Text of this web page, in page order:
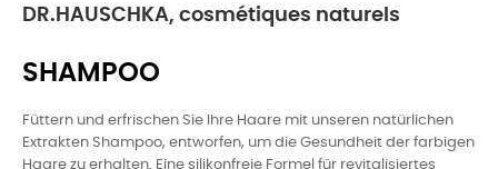
DR.HAUSCHKA, cosmétiques naturels
SHAMPOO
Füttern und erfrischen Sie Ihre Haare mit unseren natürlichen
Extrakten Shampoo, entworfen, um die Gesundheit der farbigen
Haare zu erhalten. Eine silikonfreie Formel für revitalisiertes